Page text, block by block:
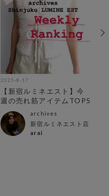
2025-8-17
【新宿ルミネエスト】今
週の売れ筋アイテムTOP5
archives
新宿ルミネエスト店
arai